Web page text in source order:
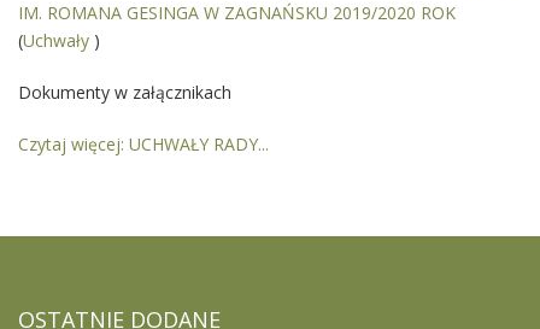
IM. ROMANA GESINGA W ZAGNAŃSKU 2019/2020 ROK
(Uchwały )
Dokumenty w załącznikach
Czytaj więcej: UCHWAŁY RADY...
OSTATNIE DODANE